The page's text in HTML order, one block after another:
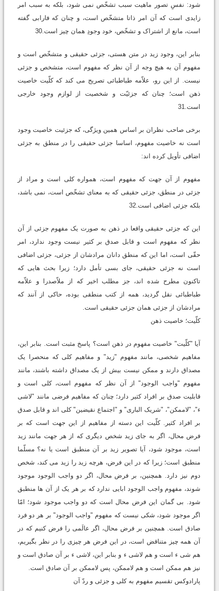
شود: نفسِ تصور ماهیت سبب تشخّص نمی شود، بلکه به سبب امر
زایدی است که آن امر ذاتا متشخّص است، و چنان که فارابی گفته
است، مانع از اشتراک و تشخّص، خود وجودِ همان چیز است.30
بنابر این، وجود زید در متن هستی، جزئی حقیقی و متشخّص است و
مفهوم آن به هیچ وجه از آن نظر که مفهوم است، متشخص و جزئی
نیست. از این رو، علاّمه طباطبائی تصریح می کند که کلّیت خاصیت
ذهن است؛ چنان که جزئیّت و شخصیت از لوازم وجود خارجی
است.31
برخی صاحب نظران بر اساس همین ویژگی، که جزئیت خاصیت وجود
است نه خاصیت مفهوم، اساسا جزئی حقیقی را در منطق به جزئی
اضافی تأویل کرده اند:
مفهوم از آن جهت که مفهوم است، همواره کلی است و مراد از
جزئی در منطق، جزئی حقیقی که به معنای تشخّص است، نمی باشد،
بلکه جزئی اضافی است.32
این که جزئی حقیقی واقعا در ذهن به صورت یک مفهوم جزئی از آن
نظر که مفهوم است و قابل صدق بر کثیر نیست وجود ندارد، امر
حقّی است، اما این که منطق دانان مرادشان از جزئی، جزئی اضافی
است نه جزئی حقیقی، جای بسی تأمل دارد؛ زیرا بحث هایی که
تاکنون مطرح شده اند، جز مطلب اخیر که از ملاّصدرا و علاّمه
طباطبائی نقل گردید، همه از کتب منطقی بوده، حاکی از آنند که
مرادشان از جزئی همان جزئی حقیقی است.
کلّیت؛ خاصیت ذهن
آیا "کلّیت" خاصیت مفهوم در ذهن است؟ پاسخ مثبت است. بنابر این،
مفاهیم شخصی، مانند مفهوم "زید" و مفاهیم کلی که منحصرا یک
مصداق دارند و ممکن نیست بیش از یک مصداق داشته باشند، مانند
مفهوم "واجب الوجود" از آن نظر که مفهوم است، کلی است و
قابلیت صدق بر افراد کثیر دارد؛ چنان که مفاهیم فرضی مانند "لاشی
ء"، "لاممکن"، "شریک الباری" و "اجتماع نقیضین" کلی اند و قابل صدق
بر افراد کثیر. کلّیت این دسته از مفاهیم از این جهت است که بر
فرض محال، اگر به جای زید شخص دیگری که از هر جهت مانند زید
است، موجود شود، آیا تصویر زید بر آن منطبق است یا نه؟ مسلّما
منطبق است؛ زیرا که در این فرض، هرچه زید را زید می کند، شخص
دوم نیز دارد. همچنین، بر فرض محال، اگر دو واجب الوجود موجود
شوند، مفهوم واجب الوجود ابایی ندارد که بر هر یک از آن ها منطبق
شود. بی گمان این فرض محال است که دو واجب موجود شود؛ امّا
اگر موجود شود، شکی نیست که مفهوم "واجب الوجود" بر هر دو فرد
صادق است. همچنین بر فرض محال، اگر عالَمی را فرض کنیم که در
آن همه چیز متناقض است، در این فرض هر چیزی را در نظر بگیریم،
هم شی ء است و هم لاشی ء و بنابر این، لاشی ء بر آن صادق است و
نیز هم ممکن است و هم لاممکن، پس لاممکن بر آن صادق است.
پارادوکس تقسیم مفهوم به کلی و جزئی و ردّ آن